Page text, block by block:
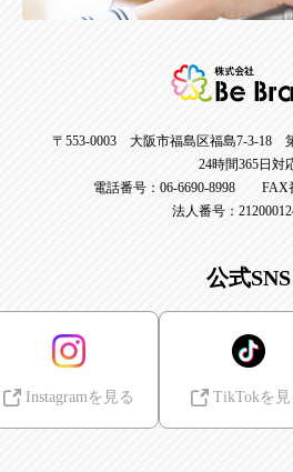
〒553-0003 大阪市福島区福島7-3-18
24時間365日対
電話番号：06-6690-8998 FAX
法人番号：
公式SNS
Instagramを見る TikTokを見